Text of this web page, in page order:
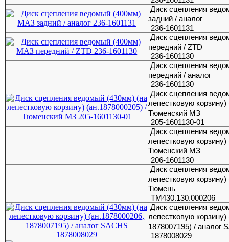
Диск сцепления
задний / аналог
236-1601131
Диск сцепления
передний / ZTD
236-1601130
Диск сцепления
передний / аналог
236-1601130
Диск сцепления
лепестковую
Тюменский МЗ
205-1601130-01
Диск сцепления
лепестковую
Тюменский МЗ
206-1601130
Диск сцепления
лепестковую
Тюмень
ТМ430.130.000206
Диск сцепления
лепестковую
1878007195) / аналог
1878008029